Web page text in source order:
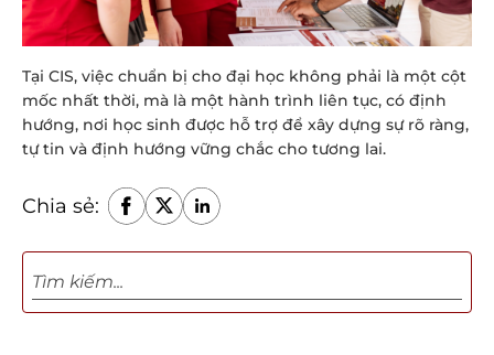
Tại CIS, việc chuẩn bị cho đại học không phải là một cột
mốc nhất thời, mà là một hành trình liên tục, có định
hướng, nơi học sinh được hỗ trợ để xây dựng sự rõ ràng,
tự tin và định hướng vững chắc cho tương lai.
Chia sẻ: